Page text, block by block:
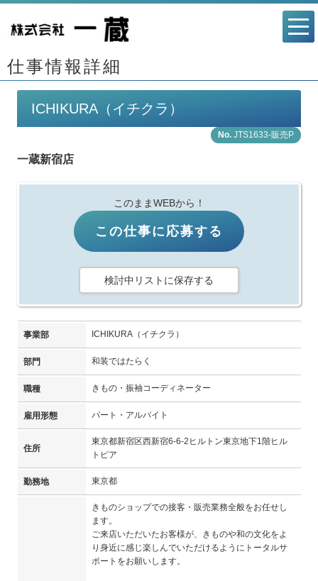
仕事情報詳細
ICHIKURA（イチクラ）
JTS1633-販売P
一蔵新宿店
このままWEBから！
この仕事に応募する
検討中リストに保存する
事業部 ICHIKURA（イチクラ）
部門 和装ではたらく
職種 きもの・振袖コーディネーター
雇用形態 パート・アルバイト
住所
東京都新宿区西新宿6-6-2ヒルトン東京地下1階ヒル
トピア
勤務地 東京都
きものショップでの接客・販売業務全般をお任せし
ます。
ご来店いただいたお客様が、きものや和の文化をよ
り身近に感じ楽しんでいただけるようにトータルサ
ポートをお願いします。